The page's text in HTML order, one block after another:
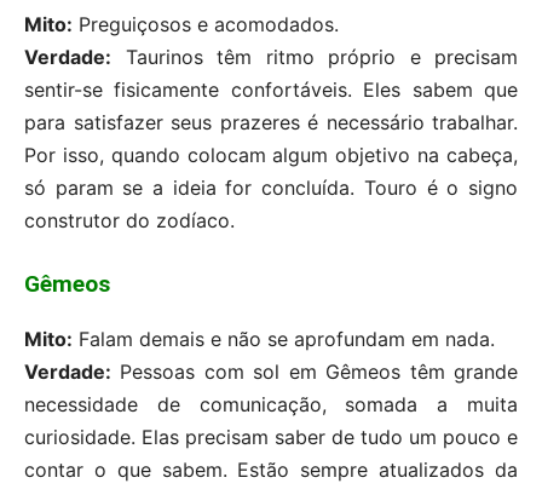
Mito: Preguiçosos e acomodados.
Verdade: Taurinos têm ritmo próprio e precisam
sentir-se fisicamente confortáveis. Eles sabem que
para satisfazer seus prazeres é necessário trabalhar.
Por isso, quando colocam algum objetivo na cabeça,
só param se a ideia for concluída. Touro é o signo
construtor do zodíaco.
Gêmeos
Mito: Falam demais e não se aprofundam em nada.
Verdade: Pessoas com sol em Gêmeos têm grande
necessidade de comunicação, somada a muita
curiosidade. Elas precisam saber de tudo um pouco e
contar o que sabem. Estão sempre atualizados da